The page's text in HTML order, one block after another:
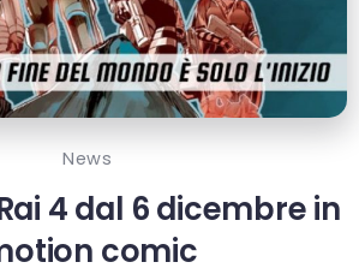
News
4 dal 6 dicembre in
comic